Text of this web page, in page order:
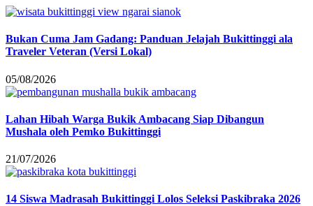
Bukan Cuma Jam Gadang: Panduan Jelajah Bukittinggi ala
Traveler Veteran (Versi Lokal)
05/08/2026
Lahan Hibah Warga Bukik Ambacang Siap Dibangun
Mushala oleh Pemko Bukittinggi
21/07/2026
14 Siswa Madrasah Bukittinggi Lolos Seleksi Paskibraka 2026